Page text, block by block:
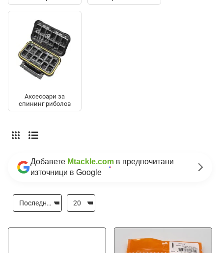
Аксесоари за
спининг риболов
Добавете Mtackle.com в предпочитани
източници в Google